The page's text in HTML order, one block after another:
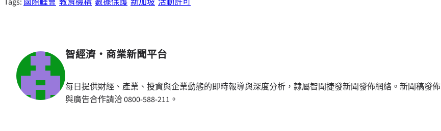
智經濟・商業新聞平台
每日提供財經、產業、投資與企業動態的即時報導與深度分析，隸屬智聞捷發新聞發佈網絡。新聞稿發佈
與廣告合作請洽 0800-588-211。